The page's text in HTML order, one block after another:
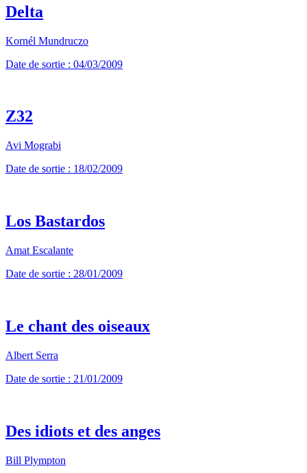
Delta
Kornél Mundruczo
Date de sortie : 04/03/2009
Z32
Avi Mograbi
Date de sortie : 18/02/2009
Los Bastardos
Amat Escalante
Date de sortie : 28/01/2009
Le chant des oiseaux
Albert Serra
Date de sortie : 21/01/2009
Des idiots et des anges
Bill Plympton